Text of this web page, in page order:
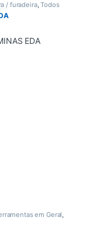
/ furadeira,Todos
em Geral,